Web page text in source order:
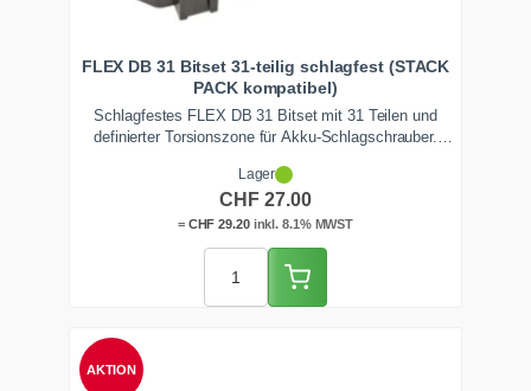
FLEX DB 31 Bitset 31-teilig schlagfest (STACK
PACK kompatibel)
Schlagfestes FLEX DB 31 Bitset mit 31 Teilen und
definierter Torsionszone für Akku-Schlagschrauber.
enthalten. Die stossfeste Box ist STACK PACK
kompatibel und arretiert klapperfrei auf dem
Werkzeugturm.
Lager
CHF 27.00
= CHF 29.20inkl. 8.1% MWST
AKTION